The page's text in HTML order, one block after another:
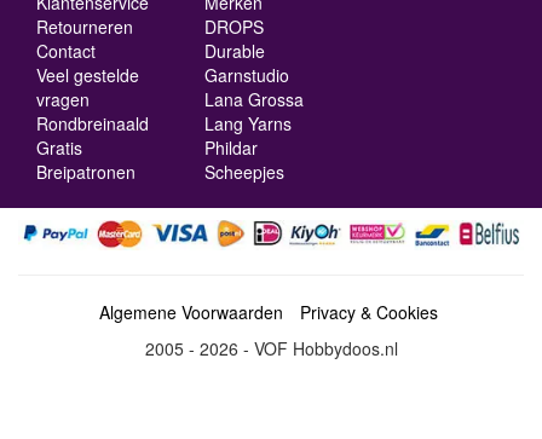
Retourneren
Contact
Veel gestelde
vragen
Rondbreinaald
Gratis
Breipatronen
DROPS
Durable
Garnstudio
Lana Grossa
Lang Yarns
Phildar
Scheepjes
Algemene Voorwaarden
Privacy & Cookies
2005 - 2026 - VOF Hobbydoos.nl